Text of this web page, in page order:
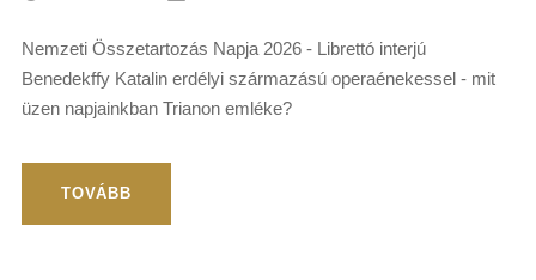
Nemzeti Összetartozás Napja 2026 - Librettó interjú
Benedekffy Katalin erdélyi származású operaénekessel - mit
üzen napjainkban Trianon emléke?
TOVÁBB